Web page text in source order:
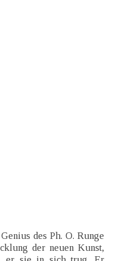
des Ph. O. Runge
der neuen Kunst,